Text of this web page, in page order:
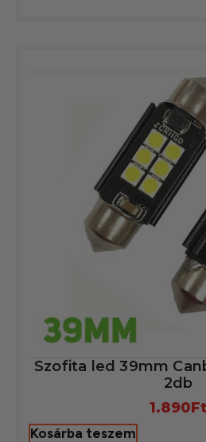
Szofita led 39mm
2db
1.890Ft
Kosárba teszem